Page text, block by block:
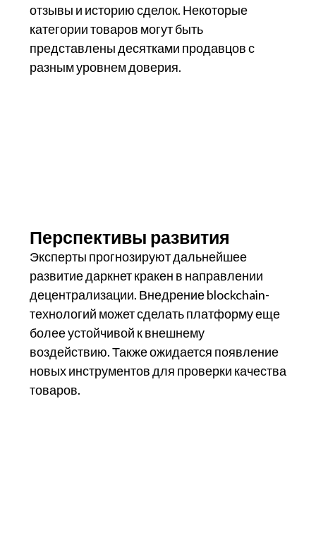
отзывы и историю сделок. Некоторые
категории товаров могут быть
представлены десятками продавцов с
разным уровнем доверия.
Перспективы развития
Эксперты прогнозируют дальнейшее
развитие даркнет кракен в направлении
децентрализации. Внедрение blockchain-
технологий может сделать платформу еще
более устойчивой к внешнему
воздействию. Также ожидается появление
новых инструментов для проверки качества
товаров.